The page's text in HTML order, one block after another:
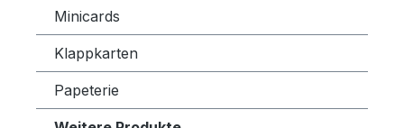
Minicards
Klappkarten
Papeterie